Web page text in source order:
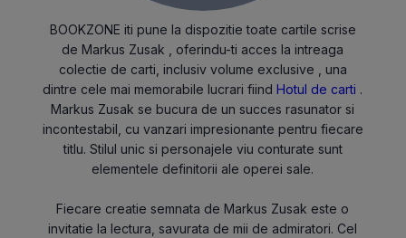
BOOKZONE iti pune la dispozitie toate cartile scrise
de Markus Zusak , oferindu-ti acces la intreaga
colectie de carti, inclusiv volume exclusive , una
dintre cele mai memorabile lucrari fiindHotul de carti .
Markus Zusak se bucura de un succes rasunator si
incontestabil, cu vanzari impresionante pentru fiecare
titlu. Stilul unic si personajele viu conturate sunt
elementele definitorii ale operei sale.
Fiecare creatie semnata de Markus Zusak este o
invitatie la lectura, savurata de mii de admiratori. Cel